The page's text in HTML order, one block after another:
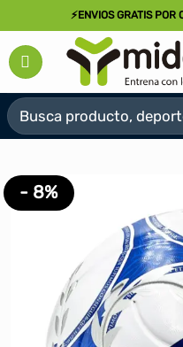
al
contenido
⚡ENVIOS GRATIS
Buscar
por:
- 8%